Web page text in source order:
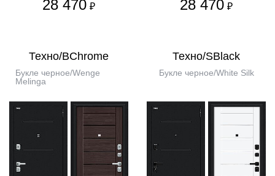
28 470 ₽ 28 470 ₽
Техно/BChrome
Букле черное/Wenge
Melinga
Техно/SBlack
Букле черное/White Silk